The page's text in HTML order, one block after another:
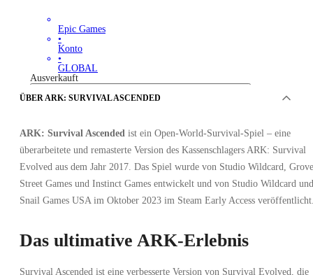
Epic Games
•
Konto
•
GLOBAL
Ausverkauft
ANGEBOTE VON 0 VERKÄUFER
ÜBER ARK: SURVIVAL ASCENDED
ARK: Survival Ascended ist ein Open-World-Survival-Spiel – eine
überarbeitete und remasterte Version des Kassenschlagers ARK: Survival
Evolved aus dem Jahr 2017. Das Spiel wurde von Studio Wildcard, Grove
Street Games und Instinct Games entwickelt und von Studio Wildcard und
Snail Games USA im Oktober 2023 im Steam Early Access
Das ultimative ARK-Erlebnis
Survival Ascended ist eine verbesserte Version von Survival Evolved, die